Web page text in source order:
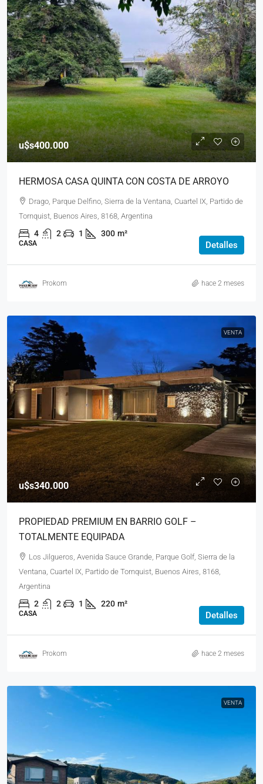
u$s400.000
HERMOSA CASA QUINTA CON COSTA DE ARROYO
Drago, Parque Delfino, Sierra de la Ventana, Cuartel IX, Partido de
Tornquist, Buenos Aires, 8168, Argentina
4 2 1 300 m²
CASA Detalles
Prokom hace 2 meses
VENTA
u$s340.000
PROPIEDAD PREMIUM EN BARRIO GOLF –
TOTALMENTE EQUIPADA
Los Jilgueros, Avenida Sauce Grande, Parque Golf, Sierra de la
Ventana, Cuartel IX, Partido de Tornquist, Buenos Aires, 8168,
Argentina
2 2 1 220 m²
CASA Detalles
Prokom hace 2 meses
VENTA